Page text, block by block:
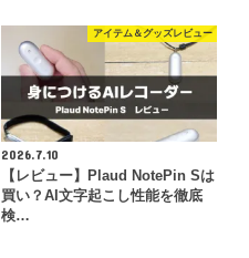
アイテム＆グッズレビュー
2026.7.10
【レビュー】Plaud NotePin Sは
買い？AI文字起こし性能を徹底
検…